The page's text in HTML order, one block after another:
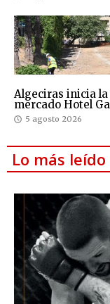
Algeciras inicia
mercado Hotel
5 agosto 2026
Lo más leído